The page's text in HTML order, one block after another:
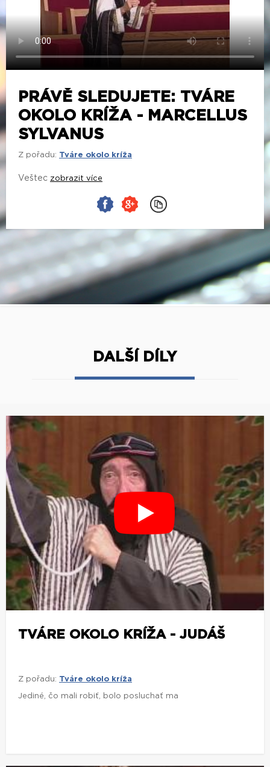
PRÁVĚ SLEDUJETE: TVÁRE
OKOLO KRÍŽA - MARCELLUS
SYLVANUS
Z pořadu: Tváre okolo kríža
Veštec zobrazit více
DALŠÍ DÍLY
TVÁRE OKOLO KRÍŽA - JUDÁŠ
Z pořadu: Tváre okolo kríža
Jediné, čo mali robiť, bolo posluchať ma